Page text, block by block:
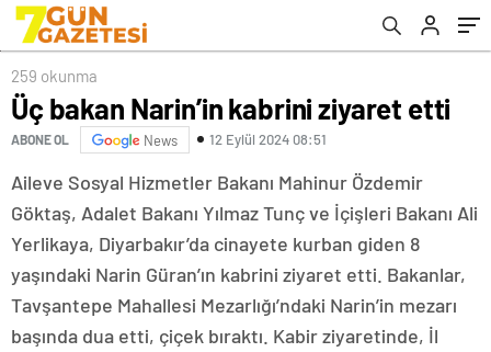
259 okunma
Üç bakan Narin’in kabrini ziyaret etti
ABONE OL News 12 Eylül 2024 08:51
Aileve Sosyal Hizmetler Bakanı Mahinur Özdemir
Göktaş, Adalet Bakanı Yılmaz Tunç ve İçişleri Bakanı Ali
Yerlikaya, Diyarbakır’da cinayete kurban giden 8
yaşındaki Narin Güran’ın kabrini ziyaret etti. Bakanlar,
Tavşantepe Mahallesi Mezarlığı’ndaki Narin’in mezarı
başında dua etti, çiçek bıraktı. Kabir ziyaretinde, İl